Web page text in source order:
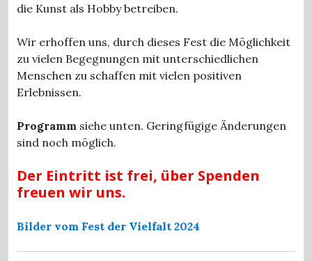
die Kunst als Hobby betreiben.
Wir erhoffen uns, durch dieses Fest die Möglichkeit
zu vielen Begegnungen mit unterschiedlichen
Menschen zu schaffen mit vielen positiven
Erlebnissen.
Programm siehe unten. Geringfügige Änderungen
sind noch möglich.
Der Eintritt ist frei, über Spenden
freuen wir uns.
Bilder vom Fest der Vielfalt 2024